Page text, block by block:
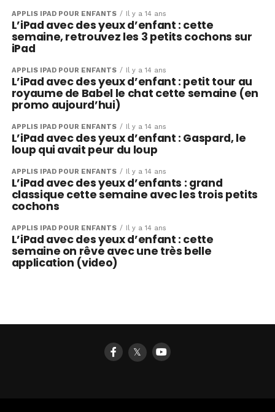
APPLIS IPAD POUR ENFANTS Il y a 14 ans
L’iPad avec des yeux d’enfant : cette
semaine, retrouvez les 3 petits cochons sur
iPad
APPLIS IPAD POUR ENFANTS Il y a 14 ans
L’iPad avec des yeux d’enfant : petit tour au
royaume de Babel le chat cette semaine (en
promo aujourd’hui)
APPLIS IPAD POUR ENFANTS Il y a 14 ans
L’iPad avec des yeux d’enfant : Gaspard, le
loup qui avait peur du loup
APPLIS IPAD POUR ENFANTS Il y a 14 ans
L’iPad avec des yeux d’enfants : grand
classique cette semaine avec les trois petits
cochons
APPLIS IPAD POUR ENFANTS Il y a 14 ans
L’iPad avec des yeux d’enfant : cette
semaine on rêve avec une très belle
application (video)
𝕏